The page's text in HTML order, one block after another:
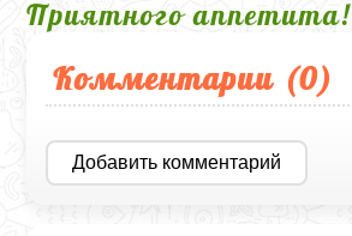
Приятного аппетита!
Комментарии (0)
Добавить комментарий